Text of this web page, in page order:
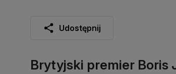
Udostępnij
Brytyjski premier Boris